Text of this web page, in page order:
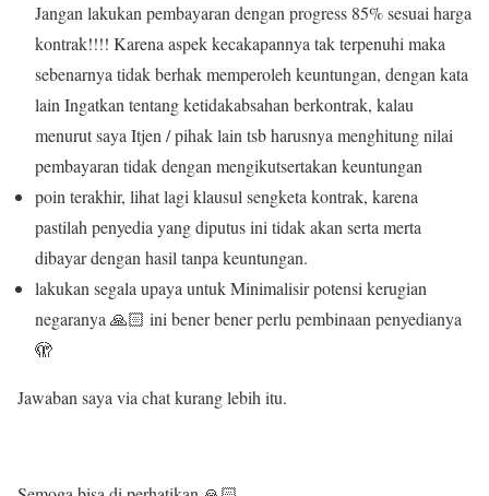
Jangan lakukan pembayaran dengan progress 85% sesuai harga
kontrak!!!! Karena aspek kecakapannya tak terpenuhi maka
sebenarnya tidak berhak memperoleh keuntungan, dengan kata
lain Ingatkan tentang ketidakabsahan berkontrak, kalau
menurut saya Itjen / pihak lain tsb harusnya menghitung nilai
pembayaran tidak dengan mengikutsertakan keuntungan
poin terakhir, lihat lagi klausul sengketa kontrak, karena
pastilah penyedia yang diputus ini tidak akan serta merta
dibayar dengan hasil tanpa keuntungan.
lakukan segala upaya untuk Minimalisir potensi kerugian
negaranya 🙏🏻 ini bener bener perlu pembinaan penyedianya
🫣
Jawaban saya via chat kurang lebih itu.